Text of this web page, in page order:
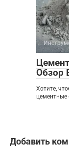
Обзор
Хотите,
цементные
Добавить